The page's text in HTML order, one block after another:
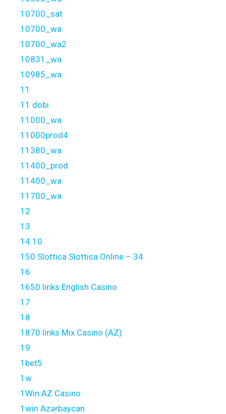
10700_sat
10700_wa
10700_wa2
10831_wa
10985_wa
11
11 dobi
11000_wa
11000prod4
11380_wa
11400_prod
11400_wa
11700_wa
12
13
14.10
150 Slottica Slottica Online – 34
16
1650 links English Casino
17
18
1870 links Mix Casino (AZ)
19
1bet5
1w
1Win AZ Casino
1win Azərbaycan